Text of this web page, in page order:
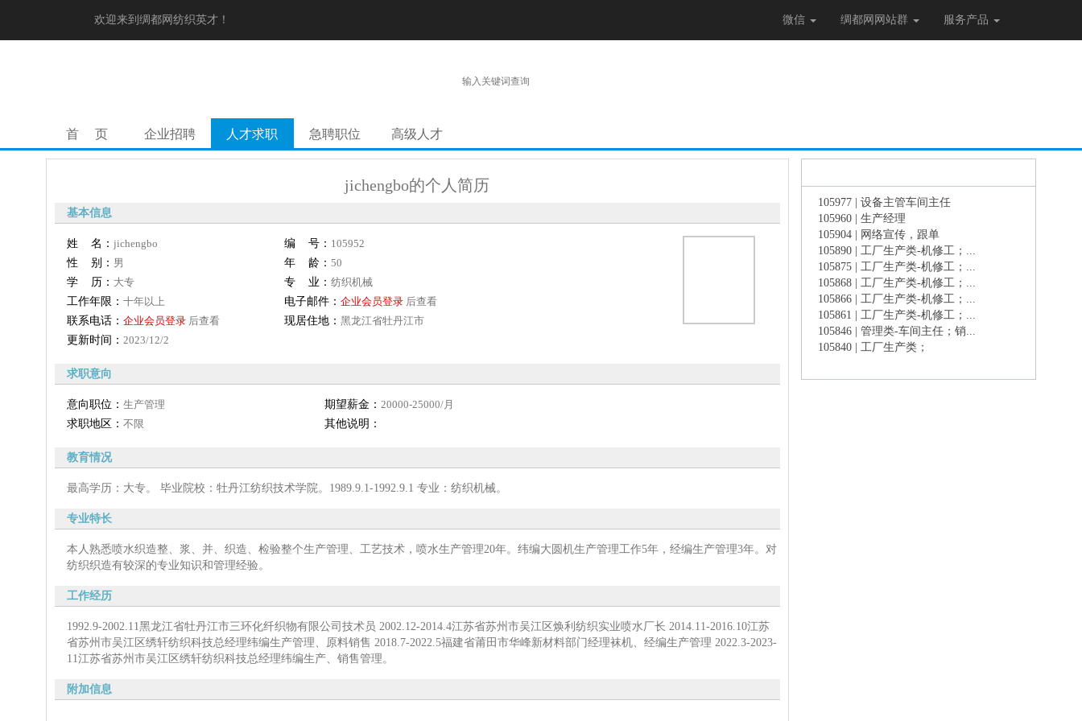
欢迎来到绸都网纺织英才！ 微信 绸都网网站群 服务产品
首 页 企业招聘 人才求职 急聘职位 高级人才
jichengbo的个人简历
基本信息
姓 名： jichengbo 编 号： 105952
性 别： 男 年 龄： 50
学 历： 大专 专 业： 纺织机械
工作年限： 十年以上 电子邮件： 企业会员登录 后查看
联系电话： 企业会员登录 后查看 现居住地： 黑龙江省牡丹江市
更新时间： 2023/12/2
求职意向
意向职位： 生产管理 期望薪金： 20000-25000/月
求职地区： 不限 其他说明：
教育情况
最高学历：大专。 毕业院校：牡丹江纺织技术学院。1989.9.1-1992.9.1 专业：纺织机械。
专业特长
本人熟悉喷水织造整、浆、并、织造、检验整个生产管理、工艺技术，喷水生产管理20年。纬编大圆机生产管理工作5年，经编生产管理3年。对
纺织织造有较深的专业知识和管理经验。
工作经历
1992.9-2002.11黑龙江省牡丹江市三环化纤织物有限公司技术员 2002.12-2014.4江苏省苏州市吴江区焕利纺织实业喷水厂长 2014.11-2016.10江苏
省苏州市吴江区绣轩纺织科技总经理纬编生产管理、原料销售 2018.7-2022.5福建省莆田市华峰新材料部门经理袜机、经编生产管理 2022.3-2023-
11江苏省苏州市吴江区绣轩纺织科技总经理纬编生产、销售管理。
附加信息
105977 | 设备主管车间主任
105960 | 生产经理
105904 | 网络宣传，跟单
105890 | 工厂生产类-机修工；...
105875 | 工厂生产类-机修工；...
105868 | 工厂生产类-机修工；...
105866 | 工厂生产类-机修工；...
105861 | 工厂生产类-机修工；...
105846 | 管理类-车间主任；销...
105840 | 工厂生产类；